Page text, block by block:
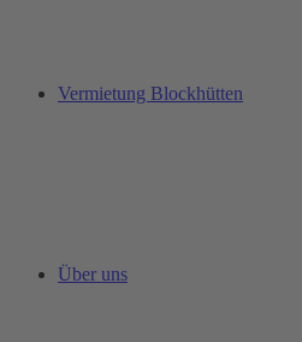
Vermietung Blockhütten
Über uns